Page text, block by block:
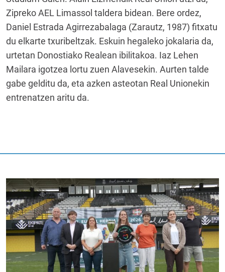
Zipreko AEL Limassol taldera bidean. Bere ordez,
Daniel Estrada Agirrezabalaga (Zarautz, 1987) fitxatu
du elkarte txuribeltzak. Eskuin hegaleko jokalaria da,
urtetan Donostiako Realean ibilitakoa. Iaz Lehen
Mailara igotzea lortu zuen Alavesekin. Aurten talde
gabe gelditu da, eta azken asteotan Real Unionekin
entrenatzen aritu da.